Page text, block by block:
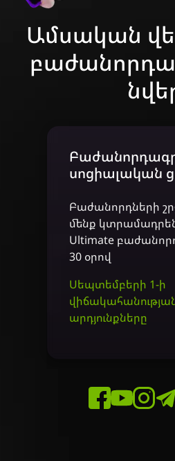
Ամսական
սոցիալական
Բաժանորդների
մենք
Ultimate
30 օրով
Սեպտեմբերի 1-ի
արդյունքները
Facebook